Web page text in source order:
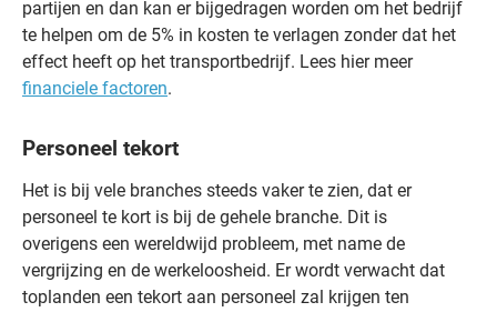
partijen en dan kan er bijgedragen worden om het bedrijf
te helpen om de 5% in kosten te verlagen zonder dat het
effect heeft op het transportbedrijf. Lees hier meer
financiele factoren.
Personeel tekort
Het is bij vele branches steeds vaker te zien, dat er
personeel te kort is bij de gehele branche. Dit is
overigens een wereldwijd probleem, met name de
vergrijzing en de werkeloosheid. Er wordt verwacht dat
toplanden een tekort aan personeel zal krijgen ten